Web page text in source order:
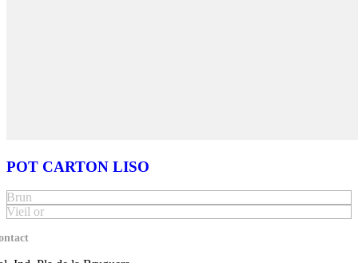
POT CARTON LISO
Brun
Vieil or